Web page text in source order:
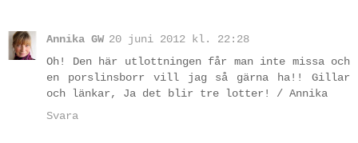
Annika GW 20 juni 2012 kl. 22:28
Oh! Den här utlottningen får man inte missa och
en porslinsborr vill jag så gärna ha!! Gillar
och länkar, Ja det blir tre lotter! / Annika
Svara